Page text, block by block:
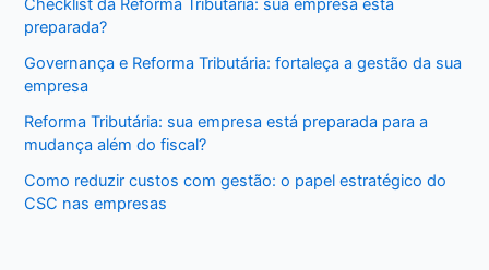
Checklist da Reforma Tributária: sua empresa está
preparada?
Governança e Reforma Tributária: fortaleça a gestão da sua
empresa
Reforma Tributária: sua empresa está preparada para a
mudança além do fiscal?
Como reduzir custos com gestão: o papel estratégico do
CSC nas empresas